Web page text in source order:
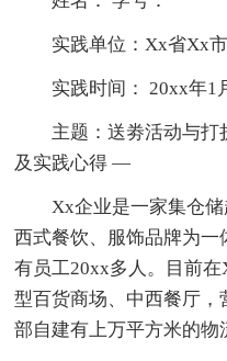
实践单位：Xx省Xx市
实践时间： 20xx年1月
主题：送劵活动与打
及实践心得 —
Xx企业是一家集仓储
西式餐饮、服饰品牌为
有员工20xx多人。目前
型百货商场、中西餐厅，
部自建有上万平方米的物